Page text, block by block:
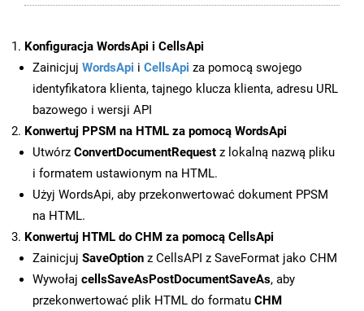
Konfiguracja WordsApi i CellsApi
Zainicjuj WordsApi i CellsApi za pomocą swojego
identyfikatora klienta, tajnego klucza klienta, adresu URL
bazowego i wersji API
Konwertuj PPSM na HTML za pomocą WordsApi
Utwórz ConvertDocumentRequest z lokalną nazwą pliku
i formatem ustawionym na HTML.
Użyj WordsApi, aby przekonwertować dokument PPSM
na HTML.
Konwertuj HTML do CHM za pomocą CellsApi
Zainicjuj SaveOption z CellsAPI z SaveFormat jako CHM
Wywołaj cellsSaveAsPostDocumentSaveAs, aby
przekonwertować plik HTML do formatu CHM